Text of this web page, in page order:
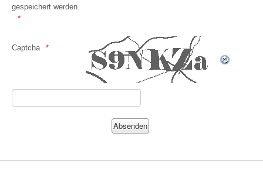
gespeichert werden.
Captcha